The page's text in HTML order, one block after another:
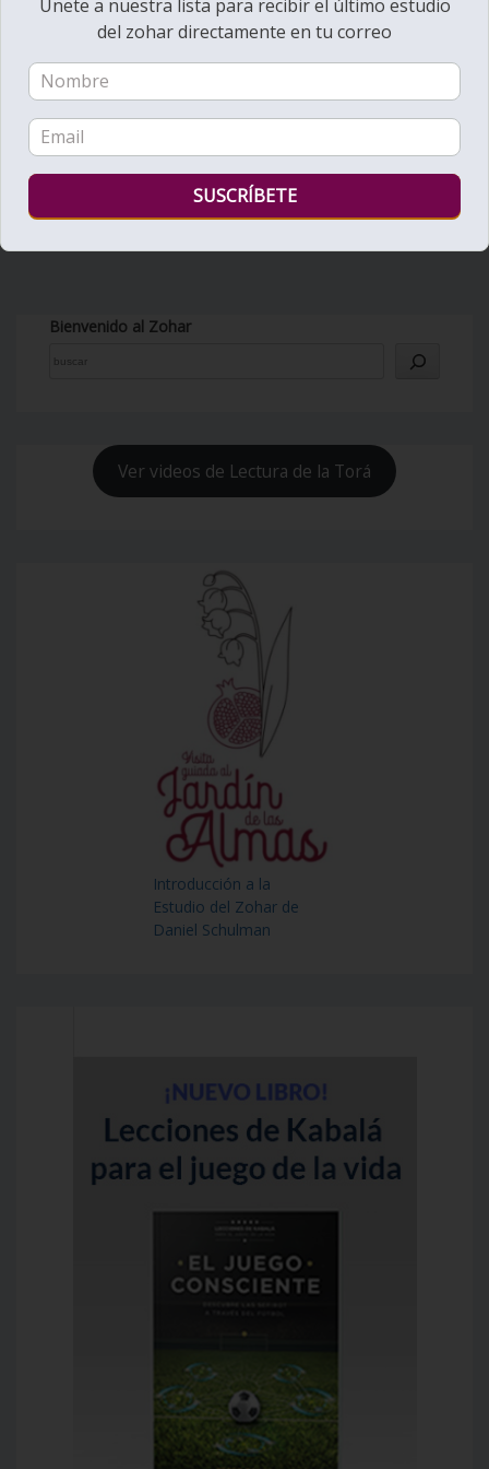
Bienvenido al Zohar
Ver videos de Lectura de la Torá
Introducción a la
Estudio del Zohar de
Daniel Schulman
Unete a nuestra lista para recibir el último estudio
del zohar directamente en tu correo